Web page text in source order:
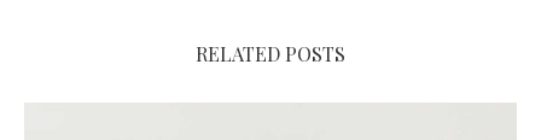
RELATED POSTS